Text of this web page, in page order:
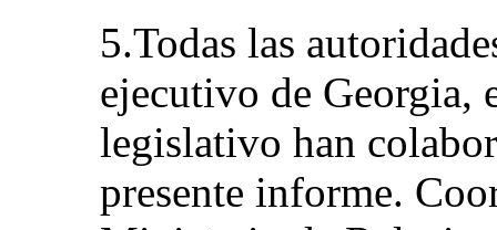
5.Todas las
ejecutivo de Georgia,
legislativo han
presente informe.